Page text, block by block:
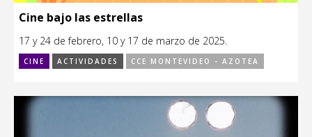
Cine bajo las estrellas
17 y 24 de febrero, 10 y 17 de marzo de 2025.
CINE ACTIVIDADES CCE MONTEVIDEO - AZOTEA